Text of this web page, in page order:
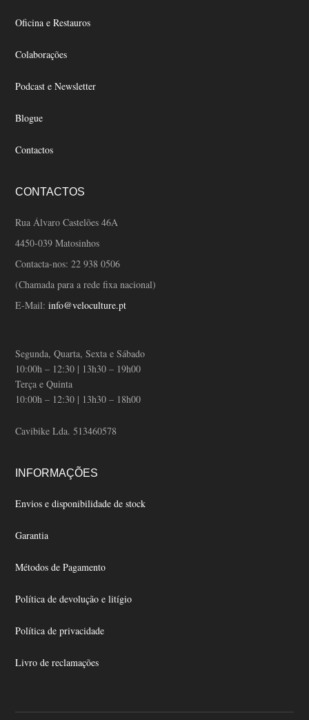
Oficina e Restauros
Colaborações
Podcast e Newsletter
Blogue
Contactos
CONTACTOS
Rua Álvaro Castelões 46A
4450-039 Matosinhos
Contacta-nos:22 938 0506
(Chamada para a rede fixa nacional)
E-Mail:info@veloculture.pt
Segunda, Quarta, Sexta e Sábado
10:00h – 12:30 | 13h30 – 19h00
Terça e Quinta
10:00h – 12:30 | 13h30 – 18h00
Cavibike Lda. 513460578
INFORMAÇÕES
Envios e disponibilidade de stock
Garantia
Métodos de Pagamento
Política de devolução e litígio
Política de privacidade
Livro de reclamações